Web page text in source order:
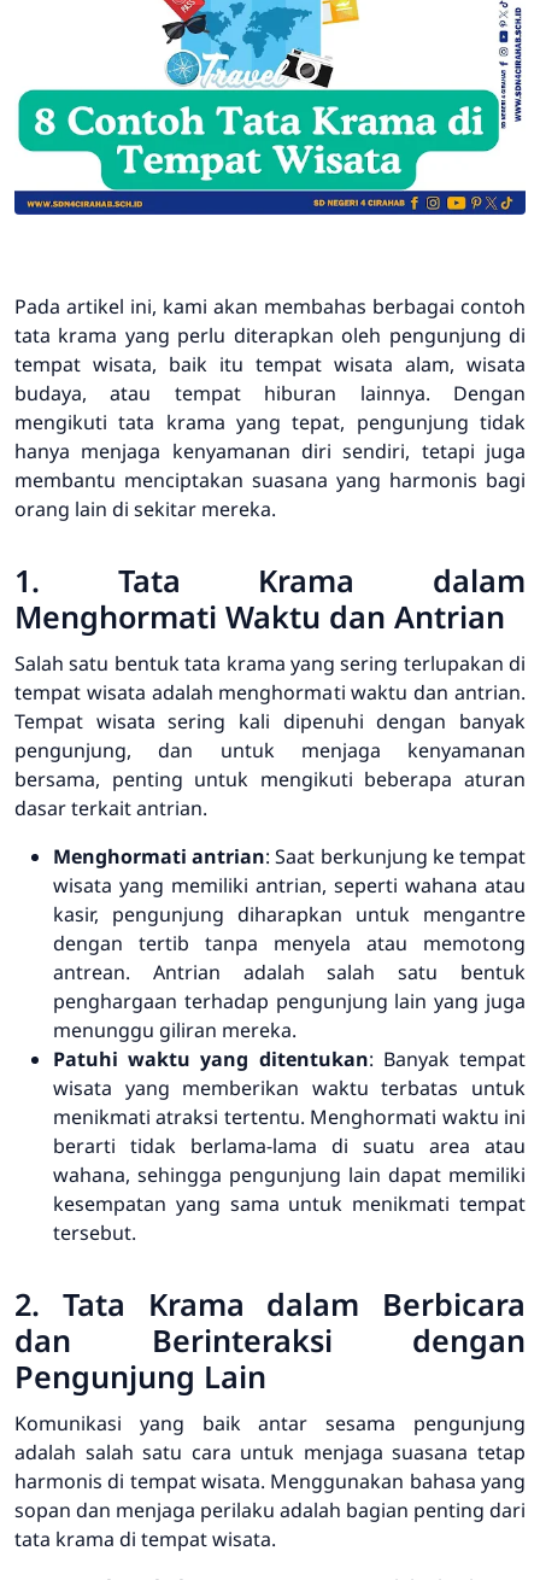
Pada artikel ini, kami akan membahas berbagai contoh
tata krama yang perlu diterapkan oleh pengunjung di
tempat wisata, baik itu tempat wisata alam, wisata
budaya, atau tempat hiburan lainnya. Dengan
mengikuti tata krama yang tepat, pengunjung tidak
hanya menjaga kenyamanan diri sendiri, tetapi juga
membantu menciptakan suasana yang harmonis bagi
orang lain di sekitar mereka.
1. Tata Krama dalam
Menghormati Waktu dan Antrian
Salah satu bentuk tata krama yang sering terlupakan di
tempat wisata adalah menghormati waktu dan antrian.
Tempat wisata sering kali dipenuhi dengan banyak
pengunjung, dan untuk menjaga kenyamanan
bersama, penting untuk mengikuti beberapa aturan
dasar terkait antrian.
Menghormati antrian: Saat berkunjung ke tempat
wisata yang memiliki antrian, seperti wahana atau
kasir, pengunjung diharapkan untuk mengantre
dengan tertib tanpa menyela atau memotong
antrean. Antrian adalah salah satu bentuk
penghargaan terhadap pengunjung lain yang juga
menunggu giliran mereka.
Patuhi waktu yang ditentukan: Banyak tempat
wisata yang memberikan waktu terbatas untuk
menikmati atraksi tertentu. Menghormati waktu ini
berarti tidak berlama-lama di suatu area atau
wahana, sehingga pengunjung lain dapat memiliki
kesempatan yang sama untuk menikmati tempat
tersebut.
2. Tata Krama dalam Berbicara
dan Berinteraksi dengan
Pengunjung Lain
Komunikasi yang baik antar sesama pengunjung
adalah salah satu cara untuk menjaga suasana tetap
harmonis di tempat wisata. Menggunakan bahasa yang
sopan dan menjaga perilaku adalah bagian penting dari
tata krama di tempat wisata.